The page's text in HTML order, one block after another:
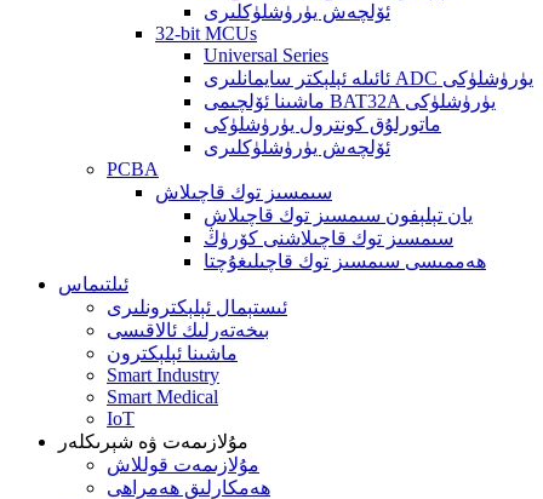
ئۆلچەش يۈرۈشلۈكلىرى
32-bit MCUs
Universal Series
ئائىلە ئېلېكتر سايمانلىرى ADC يۈرۈشلۈكى
ماشىنا ئۆلچىمى BAT32A يۈرۈشلۈكى
ماتورلۇق كونترول يۈرۈشلۈكى
ئۆلچەش يۈرۈشلۈكلىرى
PCBA
سىمسىز توك قاچىلاش
يان تېلېفون سىمسىز توك قاچىلاش
سىمسىز توك قاچىلاشنى كۆرۈڭ
ھەممىسى سىمسىز توك قاچىلىغۇچتا
ئىلتىماس
ئىستېمال ئېلېكترونلىرى
بىخەتەرلىك ئالاقىسى
ماشىنا ئېلېكترون
Smart Industry
Smart Medical
IoT
مۇلازىمەت ۋە شېرىكلەر
مۇلازىمەت قوللاش
ھەمكارلىق ھەمراھى